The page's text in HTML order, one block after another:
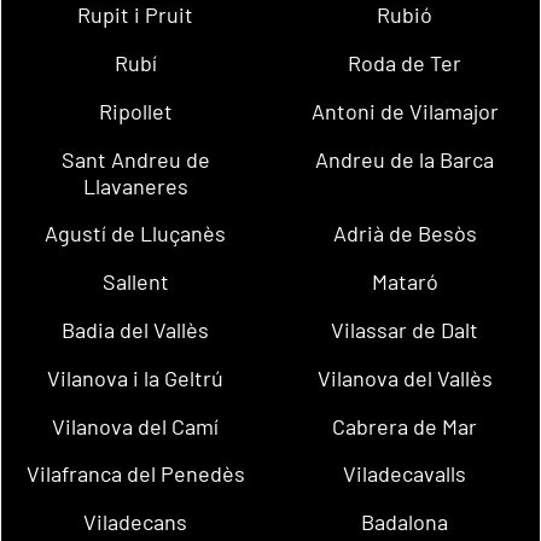
Rupit i Pruit
Rubió
Rubí
Roda de Ter
Ripollet
Antoni de Vilamajor
Sant Andreu de
Llavaneres
Andreu de la Barca
Agustí de Lluçanès
Adrià de Besòs
Sallent
Mataró
Badia del Vallès
Vilassar de Dalt
Vilanova i la Geltrú
Vilanova del Vallès
Vilanova del Camí
Cabrera de Mar
Vilafranca del Penedès
Viladecavalls
Viladecans
Badalona